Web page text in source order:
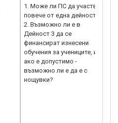
1. Може ли ПС да участва в
повече от една дейност?
2. Възможно ли е в
Дейност 3 да се
финансират изнесени
обучения за учениците, и
ако е допустимо -
възможно ли е да е с
нощувки?